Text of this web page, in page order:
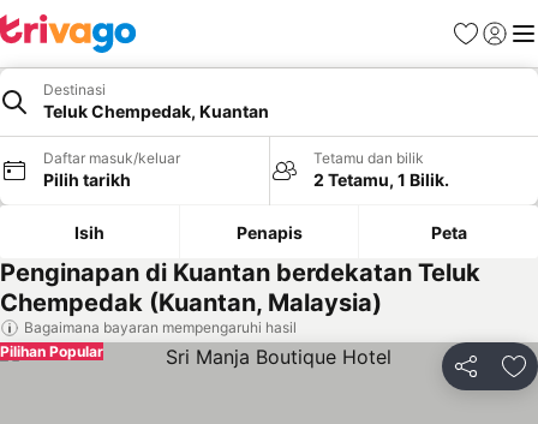
Kegemaran
Daftar
Destinasi
Teluk Chempedak, Kuantan
Daftar masuk/keluar
Pilih tarikh
Tetamu dan bilik
2 Tetamu, 1 Bilik.
Isih Penapis Peta
Penginapan di Kuantan berdekatan Teluk
Chempedak (Kuantan, Malaysia)
Bagaimana bayaran mempengaruhi hasil
Kongsi
Pilihan Popular